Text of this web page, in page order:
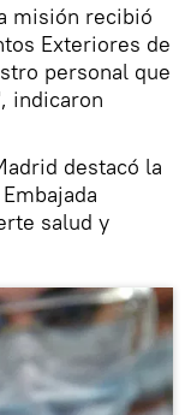
misión recibió
Exteriores de
personal que
indicaron
destacó la
salud y